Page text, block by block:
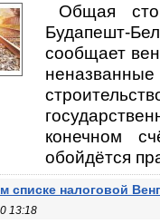
Общая
Будапешт-
сообщает
конечном
обойдётся
списке налоговой
13:18